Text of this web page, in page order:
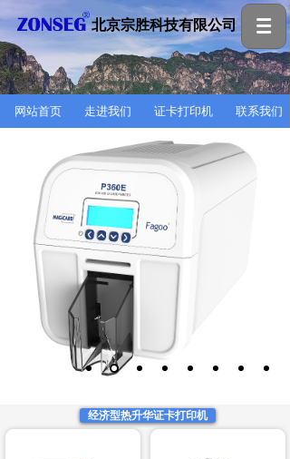
北京宗胜科技有限公司
网站首页 走进我们 证卡打印机 联系我们
经济型热升华证卡打印机